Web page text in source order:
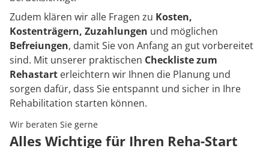
Zudem klären wir alle Fragen zu Kosten,
Kostenträgern, Zuzahlungen und möglichen
Befreiungen, damit Sie von Anfang an gut vorbereitet
sind. Mit unserer praktischen Checkliste zum
Rehastart erleichtern wir Ihnen die Planung und
sorgen dafür, dass Sie entspannt und sicher in Ihre
Rehabilitation starten können.
Wir beraten Sie gerne
Alles Wichtige für Ihren Reha-Start